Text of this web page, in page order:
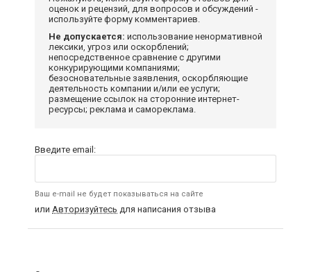
оценок и рецензий, для вопросов и обсуждений -
используйте форму комментариев.
Не допускается: использование ненормативной
лексики, угроз или оскорблений;
непосредственное сравнение с другими
конкурирующими компаниями;
безосновательные заявления, оскорбляющие
деятельность компании и/или ее услуги;
размещение ссылок на сторонние интернет-
ресурсы; реклама и самореклама.
Введите email:
Ваш e-mail не будет показываться на сайте
или Авторизуйтесь для написания отзыва